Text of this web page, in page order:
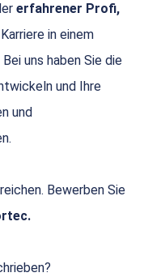
erfahrener Profi,
in einem
uns haben Sie die
und Ihre
und
Bewerben Sie